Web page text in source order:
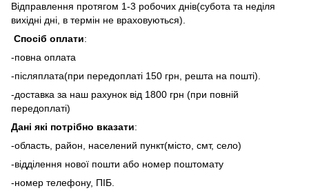
Відправлення протягом 1-3 робочих днів(субота та неділя
вихідні дні, в термін не враховуються).
Спосіб оплати:
-повна оплата
-післяплата(при передоплаті 150 грн, решта на пошті).
-доставка за наш рахунок від 1800 грн (при повній
передоплаті)
Дані які потрібно вказати:
-область, район, населений пункт(місто, смт, село)
-відділення нової пошти або номер поштомату
-номер телефону, ПІБ.